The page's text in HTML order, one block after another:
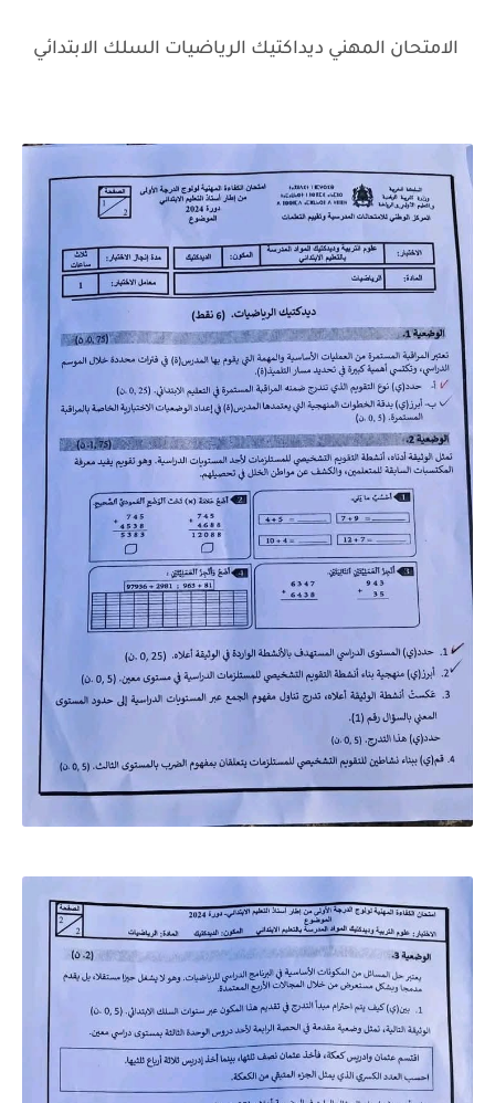
الامتحان المهني ديداكتيك الرياضيات السلك الابتدائي